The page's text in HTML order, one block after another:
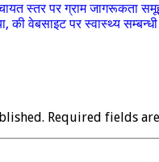
स्तर पर ग्राम जागरूकता
वेबसाइट पर स्वास्थ्य
Required fields